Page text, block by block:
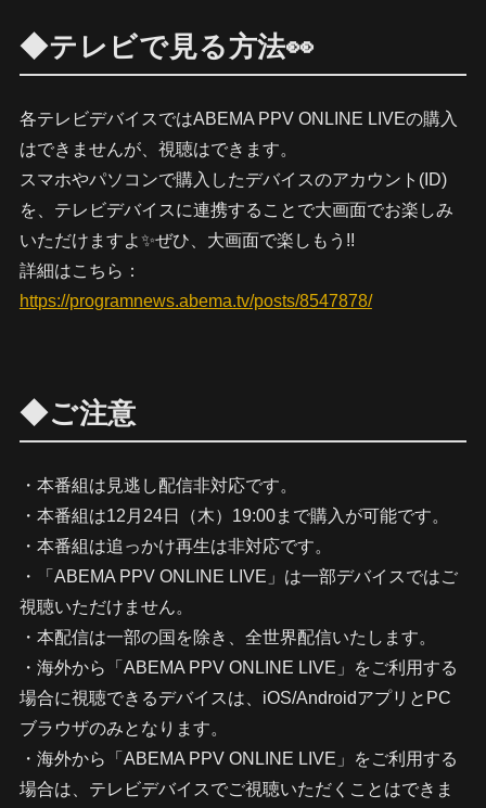
◆テレビで見る方法👀
各テレビデバイスではABEMA PPV ONLINE LIVEの購入
はできませんが、視聴はできます。
スマホやパソコンで購入したデバイスのアカウント(ID)
を、テレビデバイスに連携することで大画面でお楽しみ
いただけますよ✨ぜひ、大画面で楽しもう!!
詳細はこちら：
https://programnews.abema.tv/posts/8547878/
◆ご注意
・本番組は見逃し配信非対応です。
・本番組は12月24日（木）19:00まで購入が可能です。
・本番組は追っかけ再生は非対応です。
・「ABEMA PPV ONLINE LIVE」は一部デバイスではご
視聴いただけません。
・本配信は一部の国を除き、全世界配信いたします。
・海外から「ABEMA PPV ONLINE LIVE」をご利用する
場合に視聴できるデバイスは、iOS/AndroidアプリとPC
ブラウザのみとなります。
・海外から「ABEMA PPV ONLINE LIVE」をご利用する
場合は、テレビデバイスでご視聴いただくことはできま